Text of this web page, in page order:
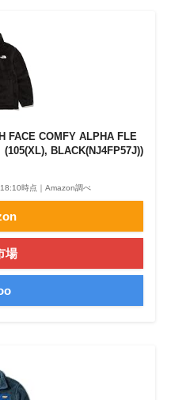
FACE COMFY ALPHA FLE
BLACK(NJ4FP57J))
時点｜Amazon調べ
場